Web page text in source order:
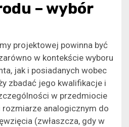
– wybór
projektowej powinna być
w kontekście wyboru
jak i posiadanych wobec
zbadać jego kwalifikacje i
w przedmiocie
rozmiarze analogicznym do
(zwłaszcza, gdy w